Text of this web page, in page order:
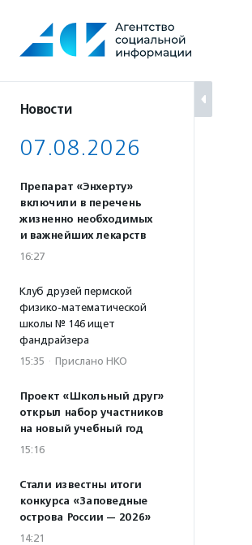
содержанию
Новости
07.08.2026
Препарат «Энхерту»
включили в перечень
жизненно необходимых
и важнейших лекарств
16:27
Клуб друзей пермской
физико-математической
школы № 146 ищет
фандрайзера
15:35 · Прислано НКО
Проект «Школьный друг»
открыл набор участников
на новый учебный год
15:16
Стали известны итоги
конкурса «Заповедные
острова России — 2026»
14:21